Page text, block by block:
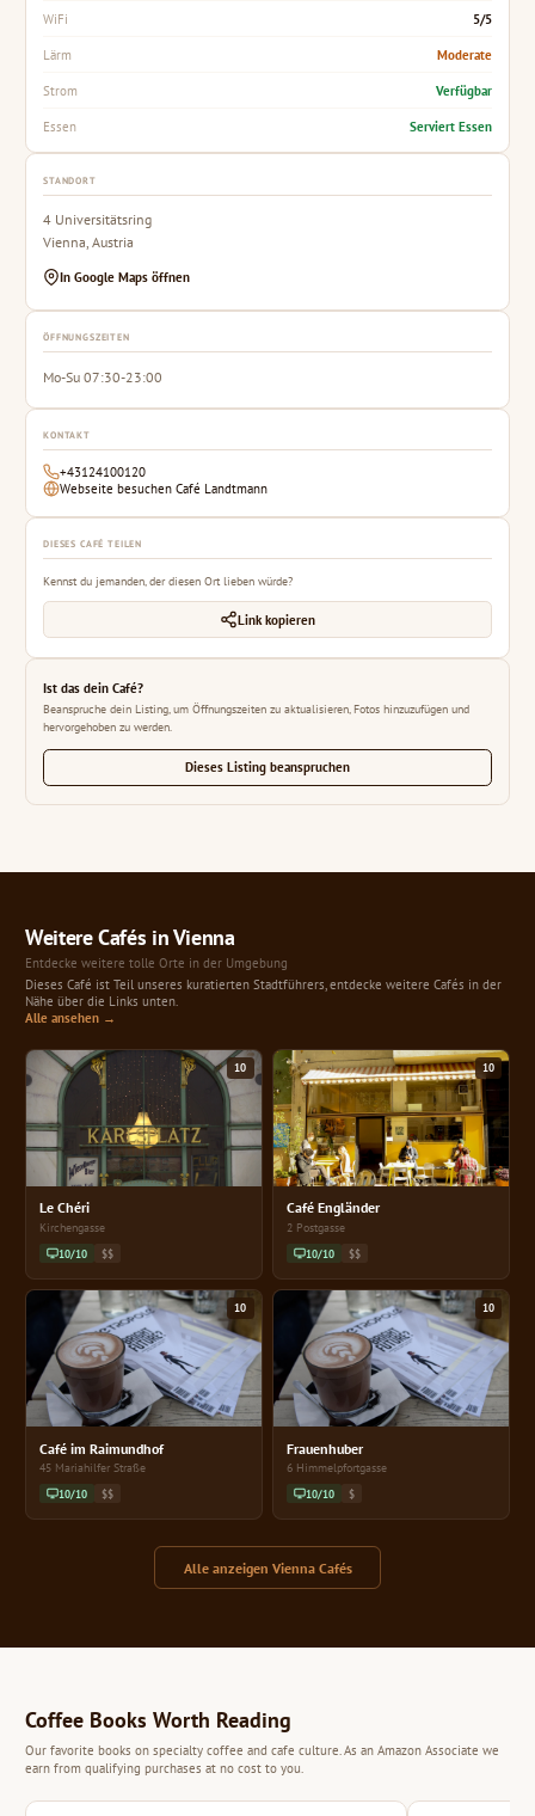
WiFi 5/5
Lärm Moderate
Strom Verfügbar
Essen Serviert Essen
STANDORT
4 Universitätsring
Vienna, Austria
In Google Maps öffnen
ÖFFNUNGSZEITEN
Mo-Su 07:30-23:00
KONTAKT
+43124100120
Webseite besuchen Café Landtmann
DIESES CAFÉ TEILEN
Kennst du jemanden, der diesen Ort lieben würde?
Link kopieren
Ist das dein Café?
Beanspruche dein Listing, um Öffnungszeiten zu aktualisieren, Fotos hinzuzufügen und
hervorgehoben zu werden.
Dieses Listing beanspruchen
Weitere Cafés in Vienna
Entdecke weitere tolle Orte in der Umgebung
Dieses Café ist Teil unseres kuratierten Stadtführers, entdecke weitere Cafés in der
Nähe über die Links unten.
Alle ansehen →
10
Le Chéri
Kirchengasse
10/10 $$
10
Café Engländer
2 Postgasse
10/10 $$
10
Café im Raimundhof
45 Mariahilfer Straße
10/10 $$
10
Frauenhuber
6 Himmelpfortgasse
10/10 $
Alle anzeigen Vienna Cafés
Coffee Books Worth Reading
Our favorite books on specialty coffee and cafe culture. As an Amazon Associate we
earn from qualifying purchases at no cost to you.